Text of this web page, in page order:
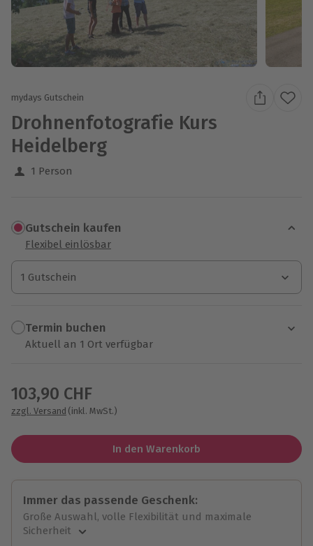
mydays Gutschein
Drohnenfotografie Kurs
Heidelberg
1 Person
Gutschein kaufen
Flexibel einlösbar
1 Gutschein
1 Gutschein
1 Gutschein
Termin buchen
Aktuell an 1 Ort verfügbar
103,90 CHF
zzgl. Versand (inkl. MwSt.)
In den Warenkorb
Immer das passende Geschenk:
Große Auswahl, volle Flexibilität und maximale
Sicherheit